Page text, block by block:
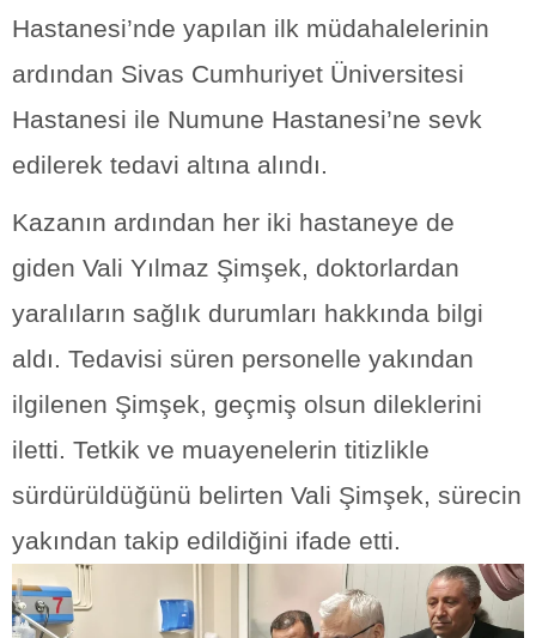
Hastanesi’nde yapılan ilk müdahalelerinin
ardından Sivas Cumhuriyet Üniversitesi
Hastanesi ile Numune Hastanesi’ne sevk
edilerek tedavi altına alındı.
Kazanın ardından her iki hastaneye de
giden Vali Yılmaz Şimşek, doktorlardan
yaralıların sağlık durumları hakkında bilgi
aldı. Tedavisi süren personelle yakından
ilgilenen Şimşek, geçmiş olsun dileklerini
iletti. Tetkik ve muayenelerin titizlikle
sürdürüldüğünü belirten Vali Şimşek, sürecin
yakından takip edildiğini ifade etti.